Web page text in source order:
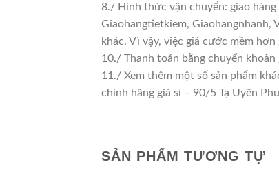
8./ Hình thức vận chuyển: giao
Giaohangtietkiem,
khác. Vì vậy, việc giá cước mềm
10./ Thanh toán bằng chuyển
11./ Xem thêm một số sản phẩm
chính hãng giá sỉ – 90/5 Tạ Uyên
SẢN PHẨM TƯƠNG TỰ